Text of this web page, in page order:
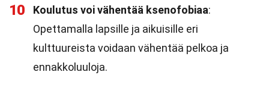
10 Koulutus voi vähentää ksenofobiaa:
Opettamalla lapsille ja aikuisille eri
kulttuureista voidaan vähentää pelkoa ja
ennakkoluuloja.